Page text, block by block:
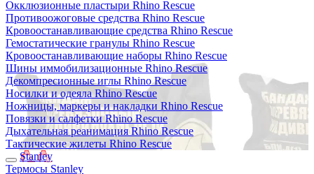
Окклюзионные пластыри Rhino Rescue
Противоожоговые средства Rhino Rescue
Кровоостанавливающие средства Rhino Rescue
Гемостатические гранулы Rhino Rescue
Кровоостанавливающие наборы Rhino Rescue
Шины иммобилизационные Rhino Rescue
Декомпресионные иглы Rhino Rescue
Носилки и одеяла Rhino Rescue
Ножницы, маркеры и накладки Rhino Rescue
Повязки и салфетки Rhino Rescue
Дыхательная реанимация Rhino Rescue
Тактические жилеты Rhino Rescue
Stanley
Термосы Stanley